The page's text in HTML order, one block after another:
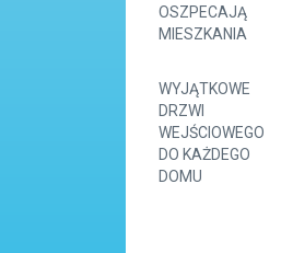
OSZPECAJĄ
MIESZKANIA
WYJĄTKOWE
DRZWI
WEJŚCIOWEGO
DO KAŻDEGO
DOMU